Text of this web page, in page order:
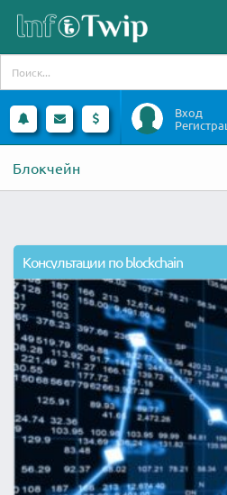
Вход
Блокчейн
Консультации по blockchain